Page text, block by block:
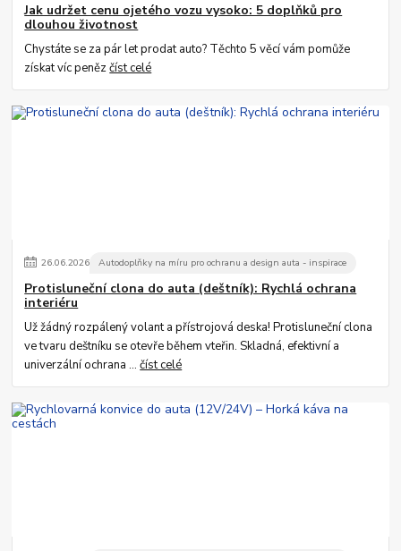
Jak udržet cenu ojetého vozu vysoko: 5 doplňků pro
dlouhou životnost
Chystáte se za pár let prodat auto? Těchto 5 věcí vám pomůže
získat víc penězčíst celé
26.06.2026 Autodoplňky na míru pro ochranu a design auta - inspirace
Protisluneční clona do auta (deštník): Rychlá ochrana
interiéru
Už žádný rozpálený volant a přístrojová deska! Protisluneční clona
ve tvaru deštníku se otevře během vteřin. Skladná, efektivní a
univerzální ochrana ...číst celé